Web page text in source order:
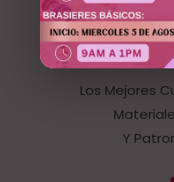
Los Mejores
Y